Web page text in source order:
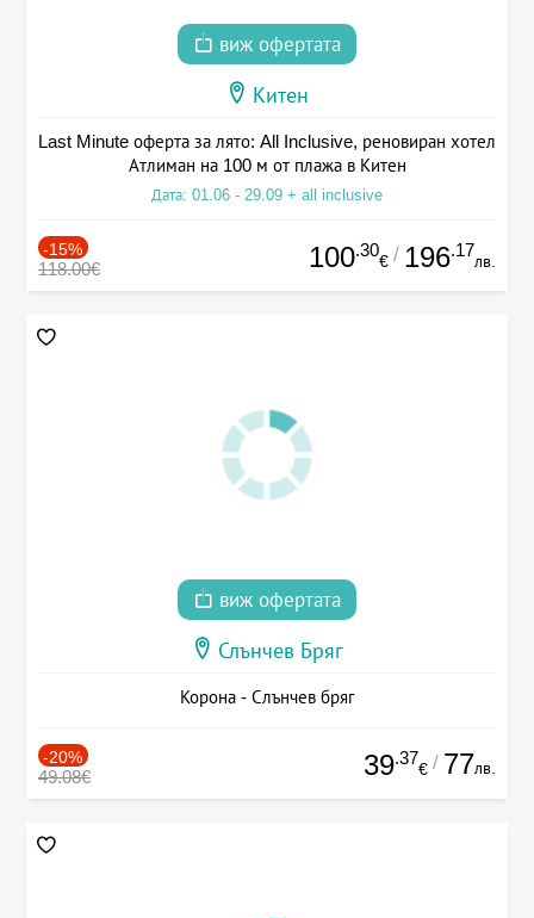
виж офертата
Китен
Last Minute оферта за лято: All Inclusive, реновиран хотел
Атлиман на 100 м от плажа в Китен
Дата: 01.06 - 29.09 + all inclusive
-15%
118.00€ 100.30
€ / 196.17
лв.
виж офертата
Слънчев Бряг
Корона - Слънчев бряг
-20%
49.08€ 39.37
€ / 77лв.